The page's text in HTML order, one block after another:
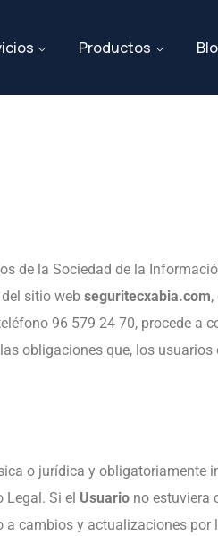
Productos
de la Sociedad de la
sitio web seguritecxabia.com
96 579 24 70, procede a
obligaciones que, los usuarios
o jurídica y obligatoriamente
Legal. Si el Usuario no estuviera
a cambios y actualizaciones por